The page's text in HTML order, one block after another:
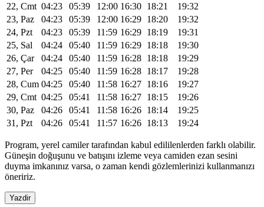
22, Cmt 04:23 05:39 12:00 16:30 18:21
19:32
23, Paz
04:23 05:39 12:00 16:29 18:20
19:32
24, Pzt
04:23 05:39 11:59 16:29 18:19
19:31
25, Sal
04:24 05:40 11:59 16:29 18:18
19:30
26, Çar
04:24 05:40 11:59 16:28 18:18
19:29
27, Per
04:25 05:40 11:59 16:28 18:17
19:28
28, Cum 04:25 05:40 11:58 16:27 18:16
19:27
29, Cmt 04:25 05:41 11:58 16:27 18:15
19:26
30, Paz
04:26 05:41 11:58 16:26 18:14
19:25
31, Pzt
04:26 05:41 11:57 16:26 18:13 19:24
Program, yerel camiler tarafından kabul edililenlerden farklı olabilir.
Güneşin doğuşunu ve batışını izleme veya camiden ezan sesini
duyma imkanınız varsa, o zaman kendi gözlemlerinizi kullanmanızı
öneririz.
Yazdir